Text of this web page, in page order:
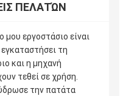
ΠΕΛΑΤΏΝ
μου εργοστάσιο είναι
τη
και η μηχανή
τεθεί σε χρήση.
την πατάτα